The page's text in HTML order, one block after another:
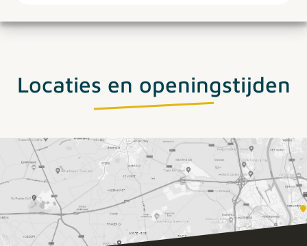
Locaties en openingstijden